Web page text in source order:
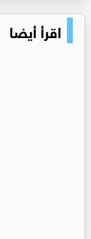
اقرأ أيضا